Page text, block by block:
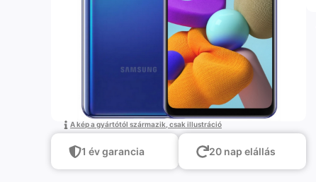
A kép a gyártótól származik, csak illustráció
1 év garancia 20 nap elállás